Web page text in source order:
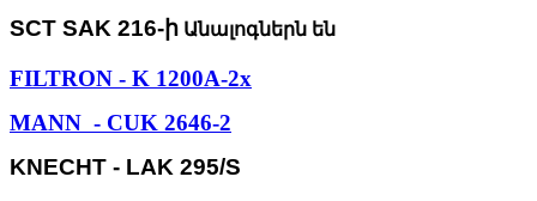
SCT SAK 216-ի Անալոգներն են
FILTRON - K 1200A-2x
MANN - CUK 2646-2
KNECHT - LAK 295/S